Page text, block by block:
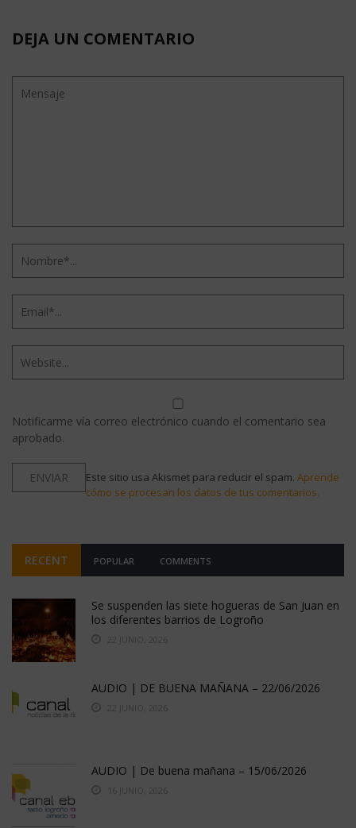
DEJA UN COMENTARIO
Notificarme vía correo electrónico cuando el comentario sea
aprobado.
Este sitio usa Akismet para reducir el spam. Aprende
cómo se procesan los datos de tus comentarios.
RECENT POPULAR COMMENTS
Se suspenden las siete hogueras de San Juan en
los diferentes barrios de Logroño
22 JUNIO, 2026
AUDIO | DE BUENA MAÑANA – 22/06/2026
22 JUNIO, 2026
AUDIO | De buena mañana – 15/06/2026
16 JUNIO, 2026